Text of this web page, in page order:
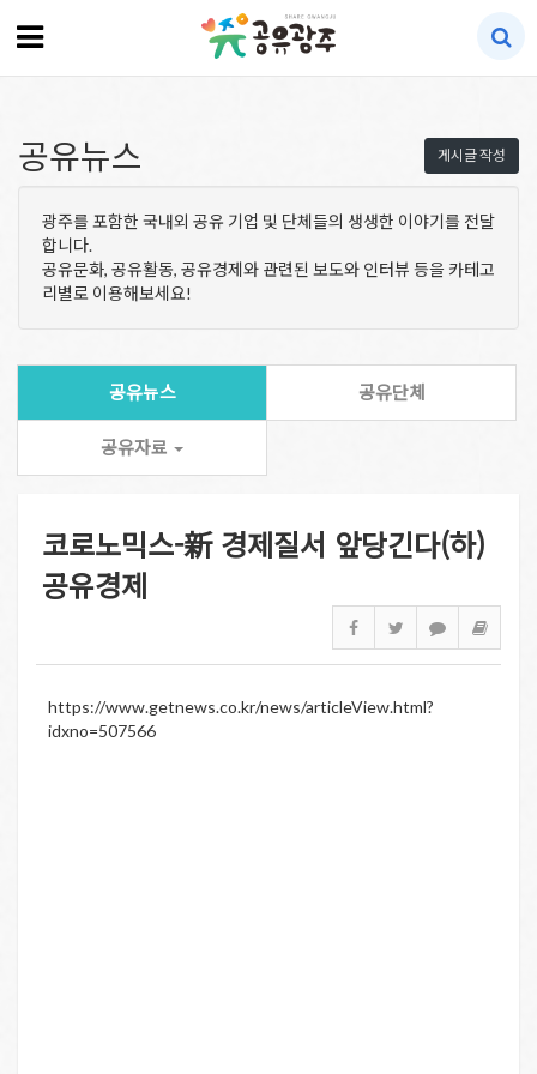
게시글 작성
공유뉴스
광주를 포함한 국내외 공유 기업 및 단체들의 생생한 이야기를 전달
합니다.
공유문화, 공유활동, 공유경제와 관련된 보도와 인터뷰 등을 카테고
리별로 이용해보세요!
공유뉴스 공유단체
공유자료
코로노믹스-新 경제질서 앞당긴다(하)
공유경제
https://www.getnews.co.kr/news/articleView.html?
idxno=507566